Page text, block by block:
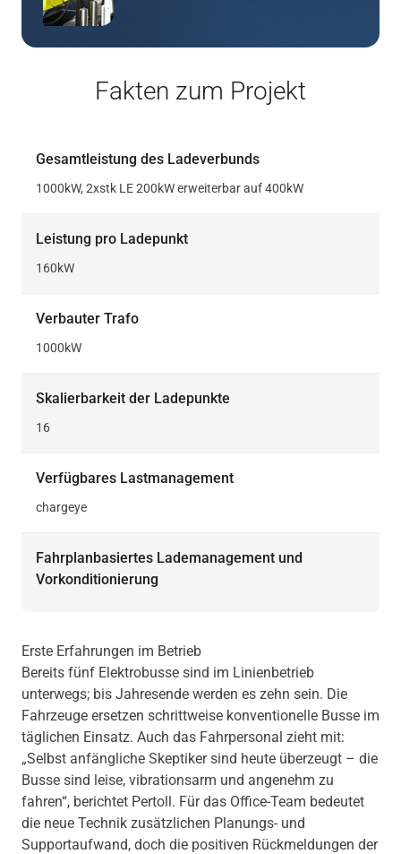
Fakten zum Projekt
Gesamtleistung des Ladeverbunds
1000kW, 2xstk LE 200kW erweiterbar auf 400kW
Leistung pro Ladepunkt
160kW
Verbauter Trafo
1000kW
Skalierbarkeit der Ladepunkte
16
Verfügbares Lastmanagement
chargeye
Fahrplanbasiertes Lademanagement und
Vorkonditionierung
Erste Erfahrungen im Betrieb
Bereits fünf Elektrobusse sind im Linienbetrieb
unterwegs; bis Jahresende werden es zehn sein. Die
Fahrzeuge ersetzen schrittweise konventionelle Busse im
täglichen Einsatz. Auch das Fahrpersonal zieht mit:
„Selbst anfängliche Skeptiker sind heute überzeugt – die
Busse sind leise, vibrationsarm und angenehm zu
fahren“, berichtet Pertoll. Für das Office-Team bedeutet
die neue Technik zusätzlichen Planungs- und
Supportaufwand, doch die positiven Rückmeldungen der